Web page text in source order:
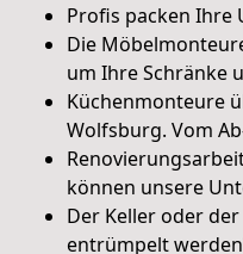
Profis packen Ihre
Die
um Ihre Schränke
Küchenmonteure
Wolfsburg. Vom
können unsere
Der Keller oder
entrümpelt